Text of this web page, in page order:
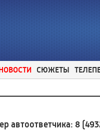
СЮЖЕТЫ
8 (4932) 930-930